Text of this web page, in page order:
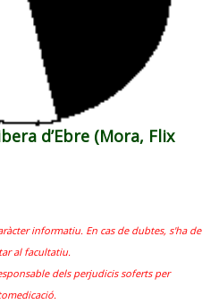
d’Ebre (Mora, Flix
informatiu. En cas de dubtes, s'ha de
al facultatiu.
dels perjudicis soferts per